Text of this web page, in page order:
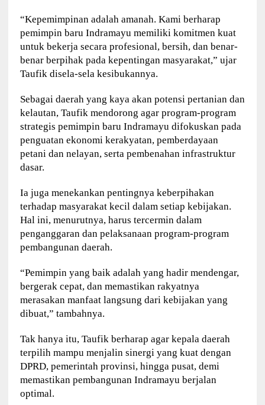
“Kepemimpinan adalah amanah. Kami berharap
pemimpin baru Indramayu memiliki komitmen kuat
untuk bekerja secara profesional, bersih, dan benar-
benar berpihak pada kepentingan masyarakat,” ujar
Taufik disela-sela kesibukannya.
Sebagai daerah yang kaya akan potensi pertanian dan
kelautan, Taufik mendorong agar program-program
strategis pemimpin baru Indramayu difokuskan pada
penguatan ekonomi kerakyatan, pemberdayaan
petani dan nelayan, serta pembenahan infrastruktur
dasar.
Ia juga menekankan pentingnya keberpihakan
terhadap masyarakat kecil dalam setiap kebijakan.
Hal ini, menurutnya, harus tercermin dalam
penganggaran dan pelaksanaan program-program
pembangunan daerah.
“Pemimpin yang baik adalah yang hadir mendengar,
bergerak cepat, dan memastikan rakyatnya
merasakan manfaat langsung dari kebijakan yang
dibuat,” tambahnya.
Tak hanya itu, Taufik berharap agar kepala daerah
terpilih mampu menjalin sinergi yang kuat dengan
DPRD, pemerintah provinsi, hingga pusat, demi
memastikan pembangunan Indramayu berjalan
optimal.